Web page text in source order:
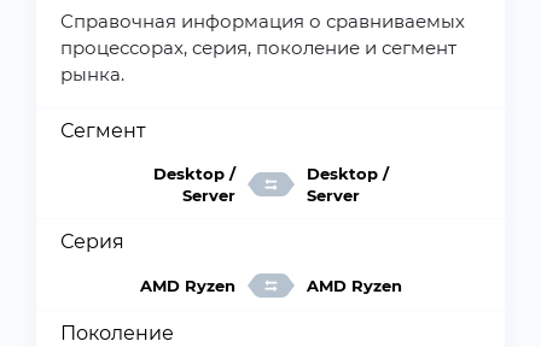
Справочная информация о сравниваемых
процессорах, серия, поколение и сегмент
рынка.
Сегмент
Desktop /
Server
Desktop /
Server
Серия
AMD Ryzen AMD Ryzen
Поколение